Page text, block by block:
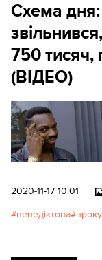
Схема дня:
750 тисяч,
(ВІДЕО)
2020-11-17 10:01
венедіктова